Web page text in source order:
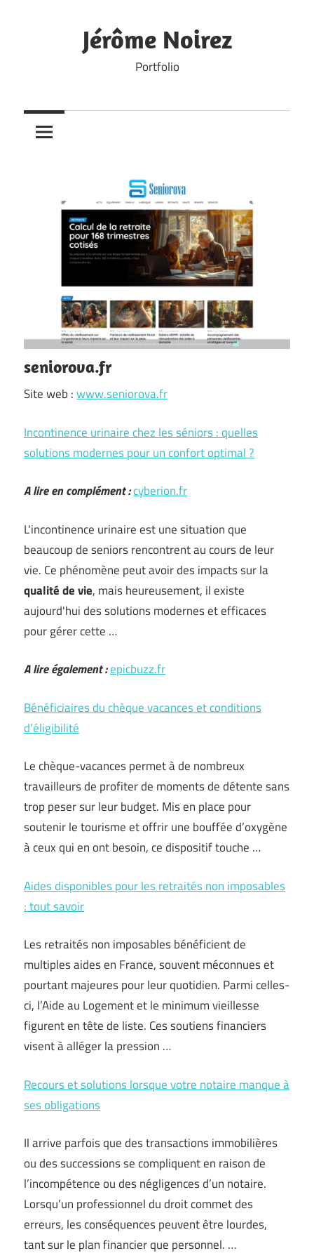
Jérôme Noirez
Portfolio
seniorova.fr
Site web :www.seniorova.fr
Incontinence urinaire chez les séniors : quelles
solutions modernes pour un confort optimal ?
A lire en complément :cyberion.fr
L'incontinence urinaire est une situation que
beaucoup de seniors rencontrent au cours de leur
vie. Ce phénomène peut avoir des impacts sur la
qualité de vie, mais heureusement, il existe
aujourd'hui des solutions modernes et efficaces
pour gérer cette …
A lire également :epicbuzz.fr
Bénéficiaires du chèque vacances et conditions
d’éligibilité
Le chèque-vacances permet à de nombreux
travailleurs de profiter de moments de détente sans
trop peser sur leur budget. Mis en place pour
soutenir le tourisme et offrir une bouffée d’oxygène
à ceux qui en ont besoin, ce dispositif touche …
Aides disponibles pour les retraités non imposables
: tout savoir
Les retraités non imposables bénéficient de
multiples aides en France, souvent méconnues et
pourtant majeures pour leur quotidien. Parmi celles-
ci, l’Aide au Logement et le minimum vieillesse
figurent en tête de liste. Ces soutiens financiers
visent à alléger la pression …
Recours et solutions lorsque votre notaire manque à
ses obligations
Il arrive parfois que des transactions immobilières
ou des successions se compliquent en raison de
l’incompétence ou des négligences d’un notaire.
Lorsqu’un professionnel du droit commet des
erreurs, les conséquences peuvent être lourdes,
tant sur le plan financier que personnel. …